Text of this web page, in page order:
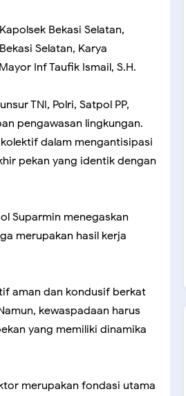
Bekasi Selatan,
Selatan, Karya
Inf Taufik Ismail, S.H.
TNI, Polri, Satpol PP,
pengawasan lingkungan.
dalam mengantisipasi
pekan yang identik dengan
Suparmin menegaskan
merupakan hasil kerja
aman dan kondusif berkat
kewaspadaan harus
yang memiliki dinamika
merupakan fondasi utama